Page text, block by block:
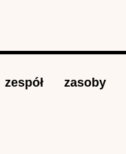
zespół zasoby